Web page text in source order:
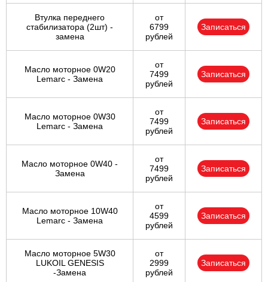
Втулка переднего
стабилизатора (2шт) -
замена
от
6799
рублей
Записаться
Масло моторное 0W20
Lemarc - Замена
от
7499
рублей
Записаться
Масло моторное 0W30
Lemarc - Замена
от
7499
рублей
Записаться
Масло моторное 0W40 -
Замена
от
7499
рублей
Записаться
Масло моторное 10W40
Lemarc - Замена
от
4599
рублей
Записаться
Масло моторное 5W30
LUKOIL GENESIS
-Замена
от
2999
рублей
Записаться